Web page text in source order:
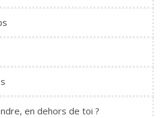
en dehors de toi ?